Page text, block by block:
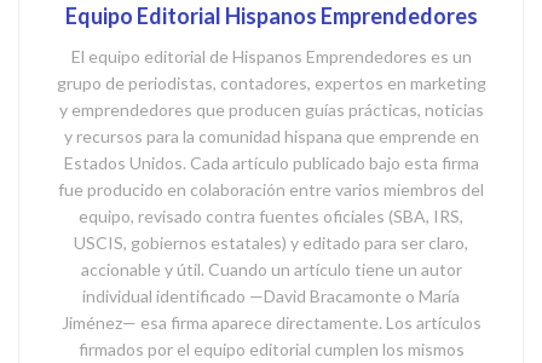
Equipo Editorial Hispanos Emprendedores
El equipo editorial de Hispanos Emprendedores es un
grupo de periodistas, contadores, expertos en marketing
y emprendedores que producen guías prácticas, noticias
y recursos para la comunidad hispana que emprende en
Estados Unidos. Cada artículo publicado bajo esta firma
fue producido en colaboración entre varios miembros del
equipo, revisado contra fuentes oficiales (SBA, IRS,
USCIS, gobiernos estatales) y editado para ser claro,
accionable y útil. Cuando un artículo tiene un autor
individual identificado —David Bracamonte o María
Jiménez— esa firma aparece directamente. Los artículos
firmados por el equipo editorial cumplen los mismos